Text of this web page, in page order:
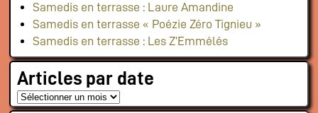
Samedis en terrasse : Laure Amandine
Samedis en terrasse « Poézie Zéro Tignieu »
Samedis en terrasse : Les Z’Emmélés
Articles par date